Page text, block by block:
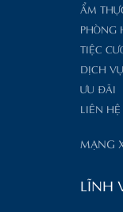
ẨM
PHÒNG
TIỆC
DỊCH VỤ
ƯU ĐÃI
LIÊN HỆ
MẠNG
LĨNH